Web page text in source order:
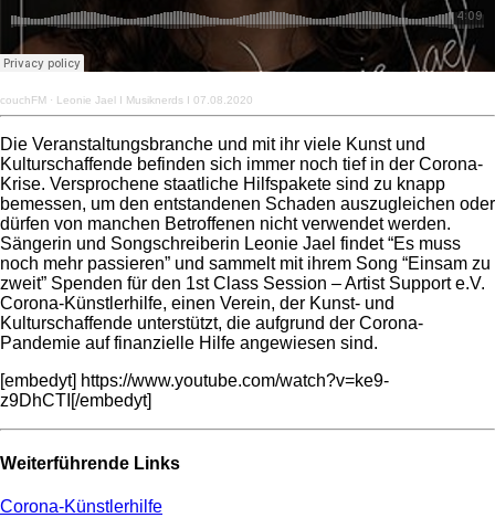
couchFM · Leonie Jael I Musiknerds I 07.08.2020
Die Veranstaltungsbranche und mit ihr viele Kunst und
Kulturschaffende befinden sich immer noch tief in der Corona-
Krise. Versprochene staatliche Hilfspakete sind zu knapp
bemessen, um den entstandenen Schaden auszugleichen oder
dürfen von manchen Betroffenen nicht verwendet werden.
Sängerin und Songschreiberin Leonie Jael findet “Es muss
noch mehr passieren” und sammelt mit ihrem Song “Einsam zu
zweit” Spenden für den 1st Class Session – Artist Support e.V.
Corona-Künstlerhilfe, einen Verein, der Kunst- und
Kulturschaffende unterstützt, die aufgrund der Corona-
Pandemie auf finanzielle Hilfe angewiesen sind.
[embedyt] https://www.youtube.com/watch?v=ke9-
z9DhCTI[/embedyt]
Weiterführende Links
Corona-Künstlerhilfe